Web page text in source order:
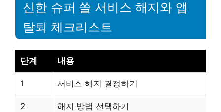
신한 슈퍼 쏠 서비스 해지와 앱
탈퇴 체크리스트
단계 내용
1 서비스 해지 결정하기
2 해지 방법 선택하기